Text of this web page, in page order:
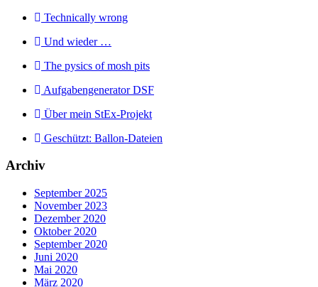
Technically wrong
Und wieder …
The pysics of mosh pits
Aufgabengenerator DSF
Über mein StEx-Projekt
Geschützt: Ballon-Dateien
Archiv
September 2025
November 2023
Dezember 2020
Oktober 2020
September 2020
Juni 2020
Mai 2020
März 2020